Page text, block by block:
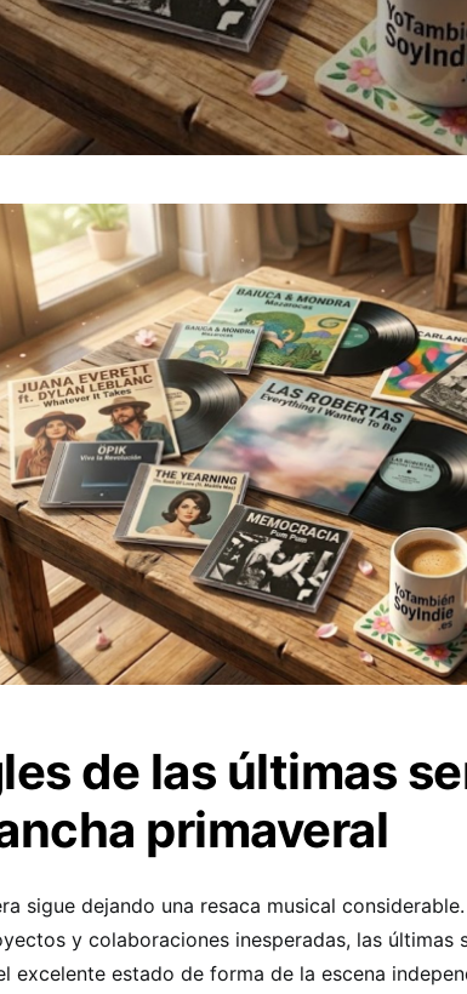
de las últimas
primaveral
sigue dejando una resaca musical
y colaboraciones inesperadas, las últimas
excelente estado de forma de la escena